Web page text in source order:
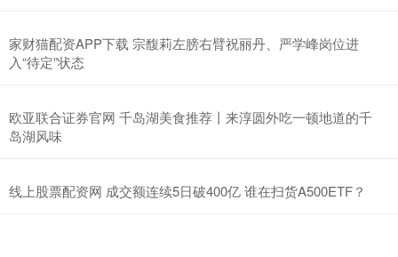
家财猫配资APP下载 宗馥莉左膀右臂祝丽丹、严学峰岗位进
入“待定”状态
欧亚联合证券官网 千岛湖美食推荐丨来淳圆外吃一顿地道的千
岛湖风味
线上股票配资网 成交额连续5日破400亿 谁在扫货A500ETF？